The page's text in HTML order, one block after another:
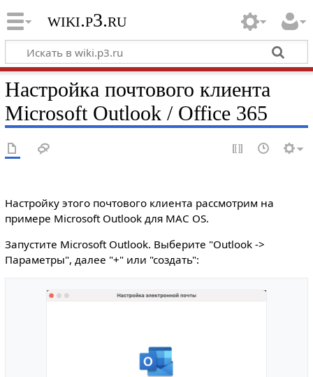
wiki.p3.ru
Настройка почтового клиента
Microsoft Outlook / Office 365
Настройку этого почтового клиента рассмотрим на
примере Microsoft Outlook для MAC OS.
Запустите Microsoft Outlook. Выберите "Outlook ->
Параметры", далее "+" или "создать":